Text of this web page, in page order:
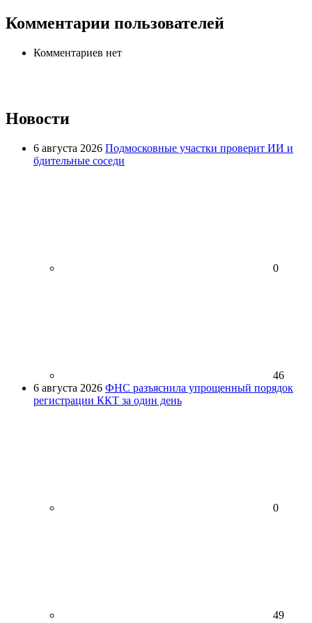
Комментарии пользователей
Комментариев нет
Новости
6 августа 2026 Подмосковные участки проверит ИИ и
бдительные соседи
0
46
6 августа 2026 ФНС разъяснила упрощенный порядок
регистрации ККТ за один день
0
49